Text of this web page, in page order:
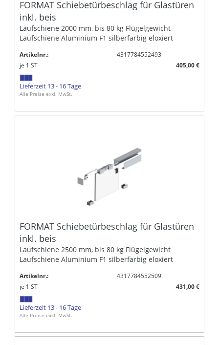
FORMAT Schiebetürbeschlag für Glastüren
inkl. beis
Laufschiene 2000 mm, bis 80 kg Flügelgewicht
Laufschiene Aluminium F1 silberfarbig eloxiert
Artikelnr.:
4317784552493
je 1 ST 405,00 €
Lieferzeit 13 - 16 Tage
Alle Preise exkl. MwSt.
FORMAT Schiebetürbeschlag für Glastüren
inkl. beis
Laufschiene 2500 mm, bis 80 kg Flügelgewicht
Laufschiene Aluminium F1 silberfarbig eloxiert
Artikelnr.:
4317784552509
je 1 ST 431,00 €
Lieferzeit 13 - 16 Tage
Alle Preise exkl. MwSt.